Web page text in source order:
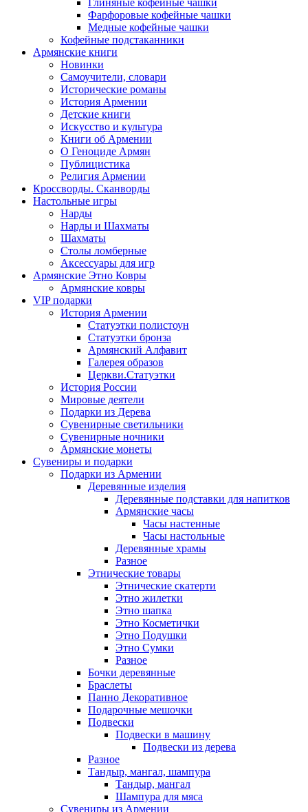
Глиняные кофейные чашки
Фарфоровые кофейные чашки
Медные кофейные чашки
Кофейные подстаканники
Армянские книги
Новинки
Самоучители, словари
Исторические романы
История Армении
Детские книги
Иcкусство и культура
Книги об Армении
О Геноциде Армян
Публицистика
Религия Армении
Кроссворды. Сканворды
Настольные игры
Нарды
Нарды и Шахматы
Шахматы
Столы ломберные
Аксессуары для игр
Армянские Этно Ковры
Армянские ковры
VIP подарки
История Армении
Статуэтки полистоун
Статуэтки бронза
Армянский Алфавит
Галерея образов
Церкви.Статуэтки
История России
Мировые деятели
Подарки из Дерева
Сувенирные светильники
Сувенирные ночники
Армянские монеты
Сувениры и подарки
Подарки из Армении
Деревянные изделия
Деревянные подставки для напитков
Армянские часы
Часы настенные
Часы настольные
Деревянные храмы
Разное
Этнические товары
Этнические скатерти
Этно жилетки
Этно шапка
Этно Косметички
Этно Подушки
Этно Сумки
Разное
Бочки деревянные
Браслеты
Панно Декоративное
Подарочные мешочки
Подвески
Подвески в машину
Подвески из дерева
Разное
Тандыр, мангал, шампура
Тандыр, мангал
Шампура для мяса
Сувениры из Армении